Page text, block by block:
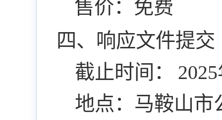
售价：免费
四、响应文件提交
截止时间：
地点：马鞍山市